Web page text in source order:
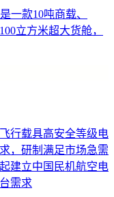
一款10吨商载、
立方米超大货舱，
行载具高安全等级电
，研制满足市场急需
建立中国民机航空电
需求